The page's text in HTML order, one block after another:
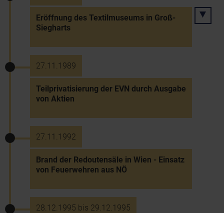
Eröffnung des Textilmuseums in Groß-
Siegharts
27.11.1989
Teilprivatisierung der EVN durch Ausgabe
von Aktien
27.11.1992
Brand der Redoutensäle in Wien - Einsatz
von Feuerwehren aus NÖ
28.12.1995 bis 29.12.1995